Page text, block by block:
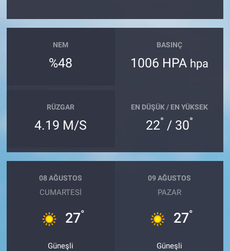
NEM
%48
BASINÇ
1006 HPA hpa
RÜZGAR
4.19 M/S
EN DÜŞÜK / EN YÜKSEK
22° / 30°
08 AĞUSTOS
CUMARTESI
27°
Güneşli
09 AĞUSTOS
PAZAR
27°
Güneşli